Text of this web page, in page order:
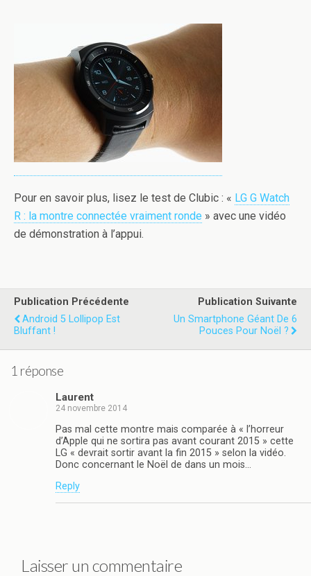
Pour en savoir plus, lisez le test de Clubic : « LG G Watch
R : la montre connectée vraiment ronde » avec une vidéo
de démonstration à l’appui.
Publication Précédente
Android 5 Lollipop Est
Bluffant !
Publication Suivante
Un Smartphone Géant De 6
Pouces Pour Noël ?
1 réponse
Laurent
24 novembre 2014
Pas mal cette montre mais comparée à « l’horreur
d’Apple qui ne sortira pas avant courant 2015 » cette
LG « devrait sortir avant la fin 2015 » selon la vidéo.
Donc concernant le Noël de dans un mois…
Reply
Laisser un commentaire